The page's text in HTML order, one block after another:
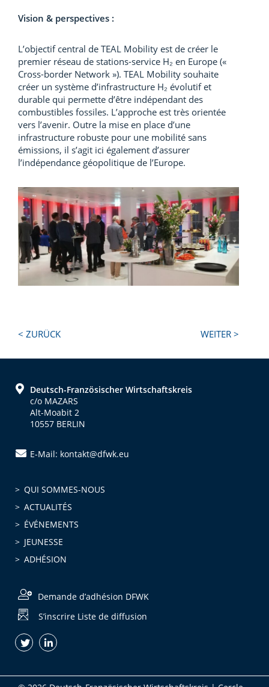
Vision & perspectives :
L’objectif central de TEAL Mobility est de créer le
premier réseau de stations-service H₂ en Europe («
Cross-border Network »). TEAL Mobility souhaite
créer un système d’infrastructure H₂ évolutif et
durable qui permette d’être indépendant des
combustibles fossiles. L’approche est très orientée
vers l’avenir. Outre la mise en place d’une
infrastructure robuste pour une mobilité sans
émissions, il s’agit ici également d’assurer
l’indépendance géopolitique de l’Europe.
Next
< ZURÜCK WEITER >
FooterDeutsch-Französischer Wirtschaftskreis
c/o MAZARS
Alt-Moabit 2
10557 BERLIN
E-Mail: kontakt@dfwk.eu
QUI SOMMES-NOUS
ACTUALITÉS
ÉVÉNEMENTS
JEUNESSE
ADHÉSION
Demande d’adhésion DFWK
S’inscrire Liste de diffusion